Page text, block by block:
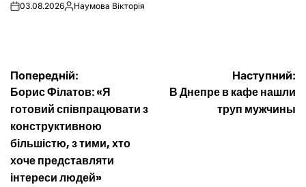
on03.08.2026Опубліковано
Наумова Вікторія
Навігація
записів
Попередній:
Борис Філатов: «Я
готовий співпрацювати з
конструктивною
більшістю, з тими, хто
хоче представляти
інтереси людей»
Наступний:
В Днепре в кафе нашли
труп мужчины